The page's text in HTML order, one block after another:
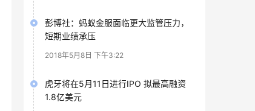
彭博社：蚂蚁金服面临更大监管压力，
短期业绩承压
2018年5月8日 下午3:22
虎牙将在5月11日进行IPO 拟最高融资
1.8亿美元